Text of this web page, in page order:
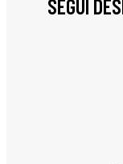
SEGUI